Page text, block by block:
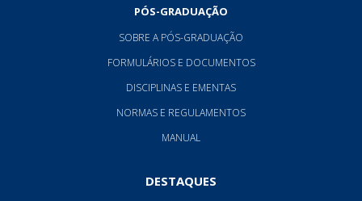
PÓS-GRADUAÇÃO
SOBRE A PÓS-GRADUAÇÃO
FORMULÁRIOS E DOCUMENTOS
DISCIPLINAS E EMENTAS
NORMAS E REGULAMENTOS
MANUAL
DESTAQUES